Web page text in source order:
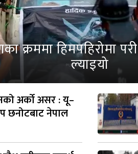
क्रममा हिमपहिरोमा
ल्याइयो
अर्को असर : यू–
छनोटबाट नेपाल